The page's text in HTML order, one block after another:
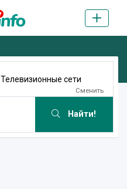
Телевизионные сети
Сменить
Найти!